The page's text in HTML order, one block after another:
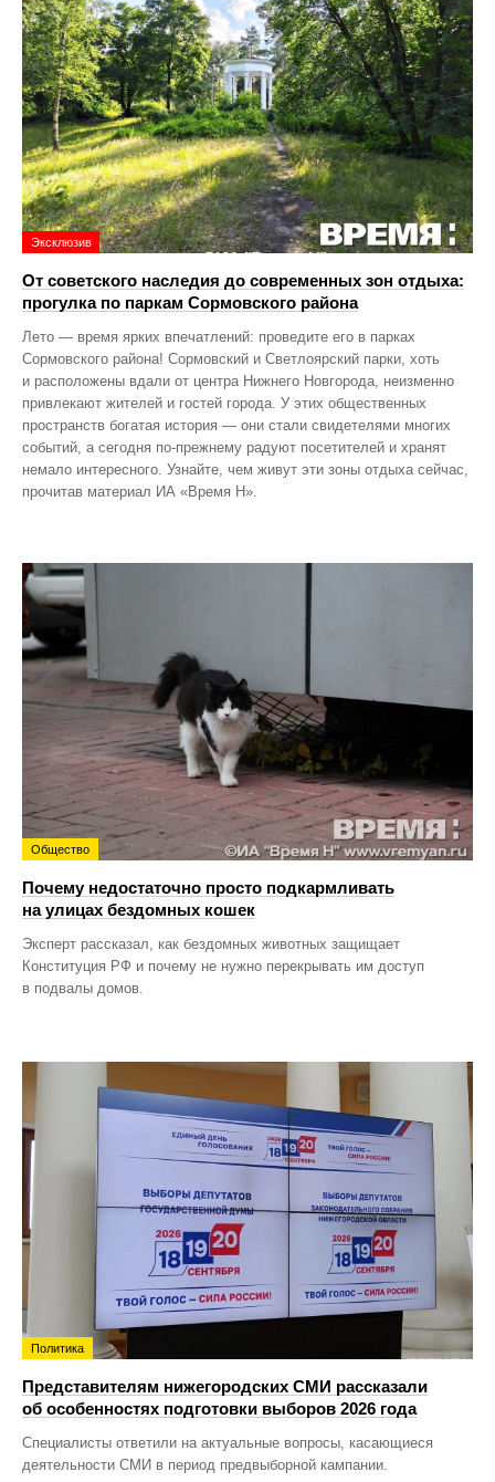
Эксклюзив
От советского наследия до современных зон отдыха:
прогулка по паркам Сормовского района
Лето — время ярких впечатлений: проведите его в парках
Сормовского района! Сормовский и Светлоярский парки, хоть
и расположены вдали от центра Нижнего Новгорода, неизменно
привлекают жителей и гостей города. У этих общественных
пространств богатая история — они стали свидетелями многих
событий, а сегодня по‑прежнему радуют посетителей и хранят
немало интересного. Узнайте, чем живут эти зоны отдыха сейчас,
прочитав материал ИА «Время Н».
Общество
Почему недостаточно просто подкармливать
на улицах бездомных кошек
Эксперт рассказал, как бездомных животных защищает
Конституция РФ и почему не нужно перекрывать им доступ
в подвалы домов.
Политика
Представителям нижегородских СМИ рассказали
об особенностях подготовки выборов 2026 года
Специалисты ответили на актуальные вопросы, касающиеся
деятельности СМИ в период предвыборной кампании.